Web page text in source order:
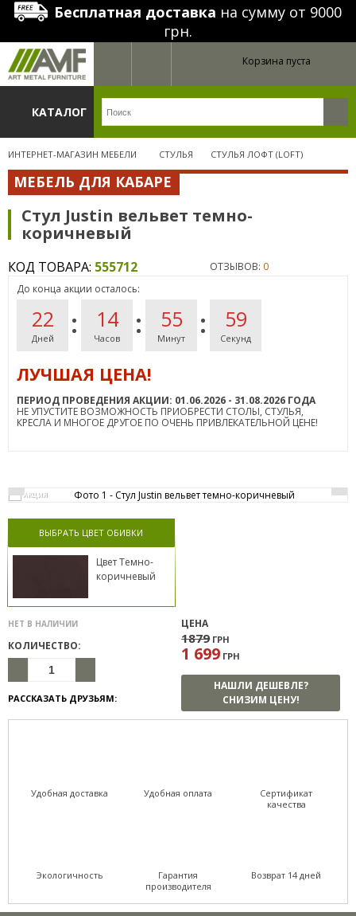
Бесплатная доставка на сумму от 9000
грн.
Корзина пуста
КАТАЛОГ
ИНТЕРНЕТ-МАГАЗИН МЕБЕЛИ СТУЛЬЯ СТУЛЬЯ ЛОФТ (LOFT)
МЕБЕЛЬ ДЛЯ КАБАРЕ
Стул Justin вельвет темно-
коричневый
КОД ТОВАРА: 555712 ОТЗЫВОВ: 0
До конца акции осталось:
Дней
22
Часов
14
Минут
55
Секунд
59
ЛУЧШАЯ ЦЕНА!
ПЕРИОД ПРОВЕДЕНИЯ АКЦИИ: 01.06.2026 - 31.08.2026 ГОДА
НЕ УПУСТИТЕ ВОЗМОЖНОСТЬ ПРИОБРЕСТИ СТОЛЫ, СТУЛЬЯ,
КРЕСЛА И МНОГОЕ ДРУГОЕ ПО ОЧЕНЬ ПРИВЛЕКАТЕЛЬНОЙ ЦЕНЕ!
АКЦИЯ
ВЫБРАТЬ ЦВЕТ ОБИВКИ
Цвет Темно-
коричневый
НЕТ В НАЛИЧИИ
КОЛИЧЕСТВО:
РАССКАЗАТЬ ДРУЗЬЯМ:
ЦЕНА
1879 ГРН
1 699 ГРН
НАШЛИ ДЕШЕВЛЕ?
СНИЗИМ ЦЕНУ!
Удобная доставка Удобная оплата
Сертификат
качества
Экологичность
Гарантия
производителя
Возврат 14 дней